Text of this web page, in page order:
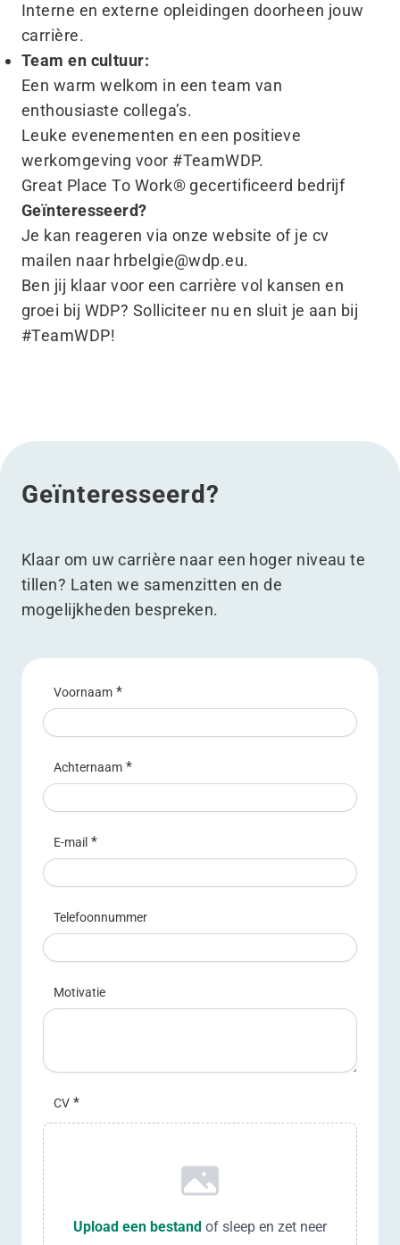
Interne en externe opleidingen doorheen jouw
carrière.
Team en cultuur:
Een warm welkom in een team van
enthousiaste collega’s.
Leuke evenementen en een positieve
werkomgeving voor #TeamWDP.
Great Place To Work® gecertificeerd bedrijf
Geïnteresseerd?
Je kan reageren via onzewebsite of je cv
mailen naar hrbelgie@​wdp.​eu.
Ben jij klaar voor een carrière vol kansen en
groei bij WDP? Solliciteer nu en sluit je aan bij
#TeamWDP!
Geïnteresseerd?
Klaar om uw carrière naar een hoger niveau te
tillen? Laten we samenzitten en de
mogelijkheden bespreken.
Voornaam *
Achternaam *
E-mail *
Telefoonnummer
Motivatie
CV *
Upload a file
Upload een bestand of sleep en zet neer